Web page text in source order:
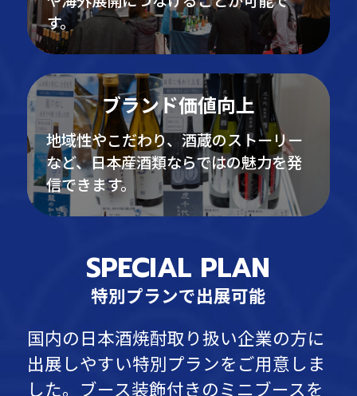
す。
ブランド価値向上
地域性やこだわり、酒蔵のストーリー
など、日本産酒類ならではの魅力を発
信できます。
SPECIAL PLAN
特別プランで出展可能
国内の日本酒焼酎取り扱い企業の方に
出展しやすい特別プランをご用意しま
した。 ブース装飾付きのミニブースを